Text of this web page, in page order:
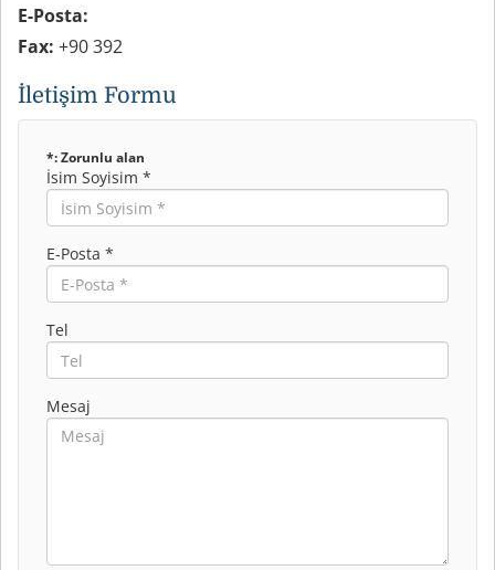
E-Posta:
Fax: +90 392
İletişim Formu
*: Zorunlu alan
İsim Soyisim *
E-Posta *
Tel
Mesaj